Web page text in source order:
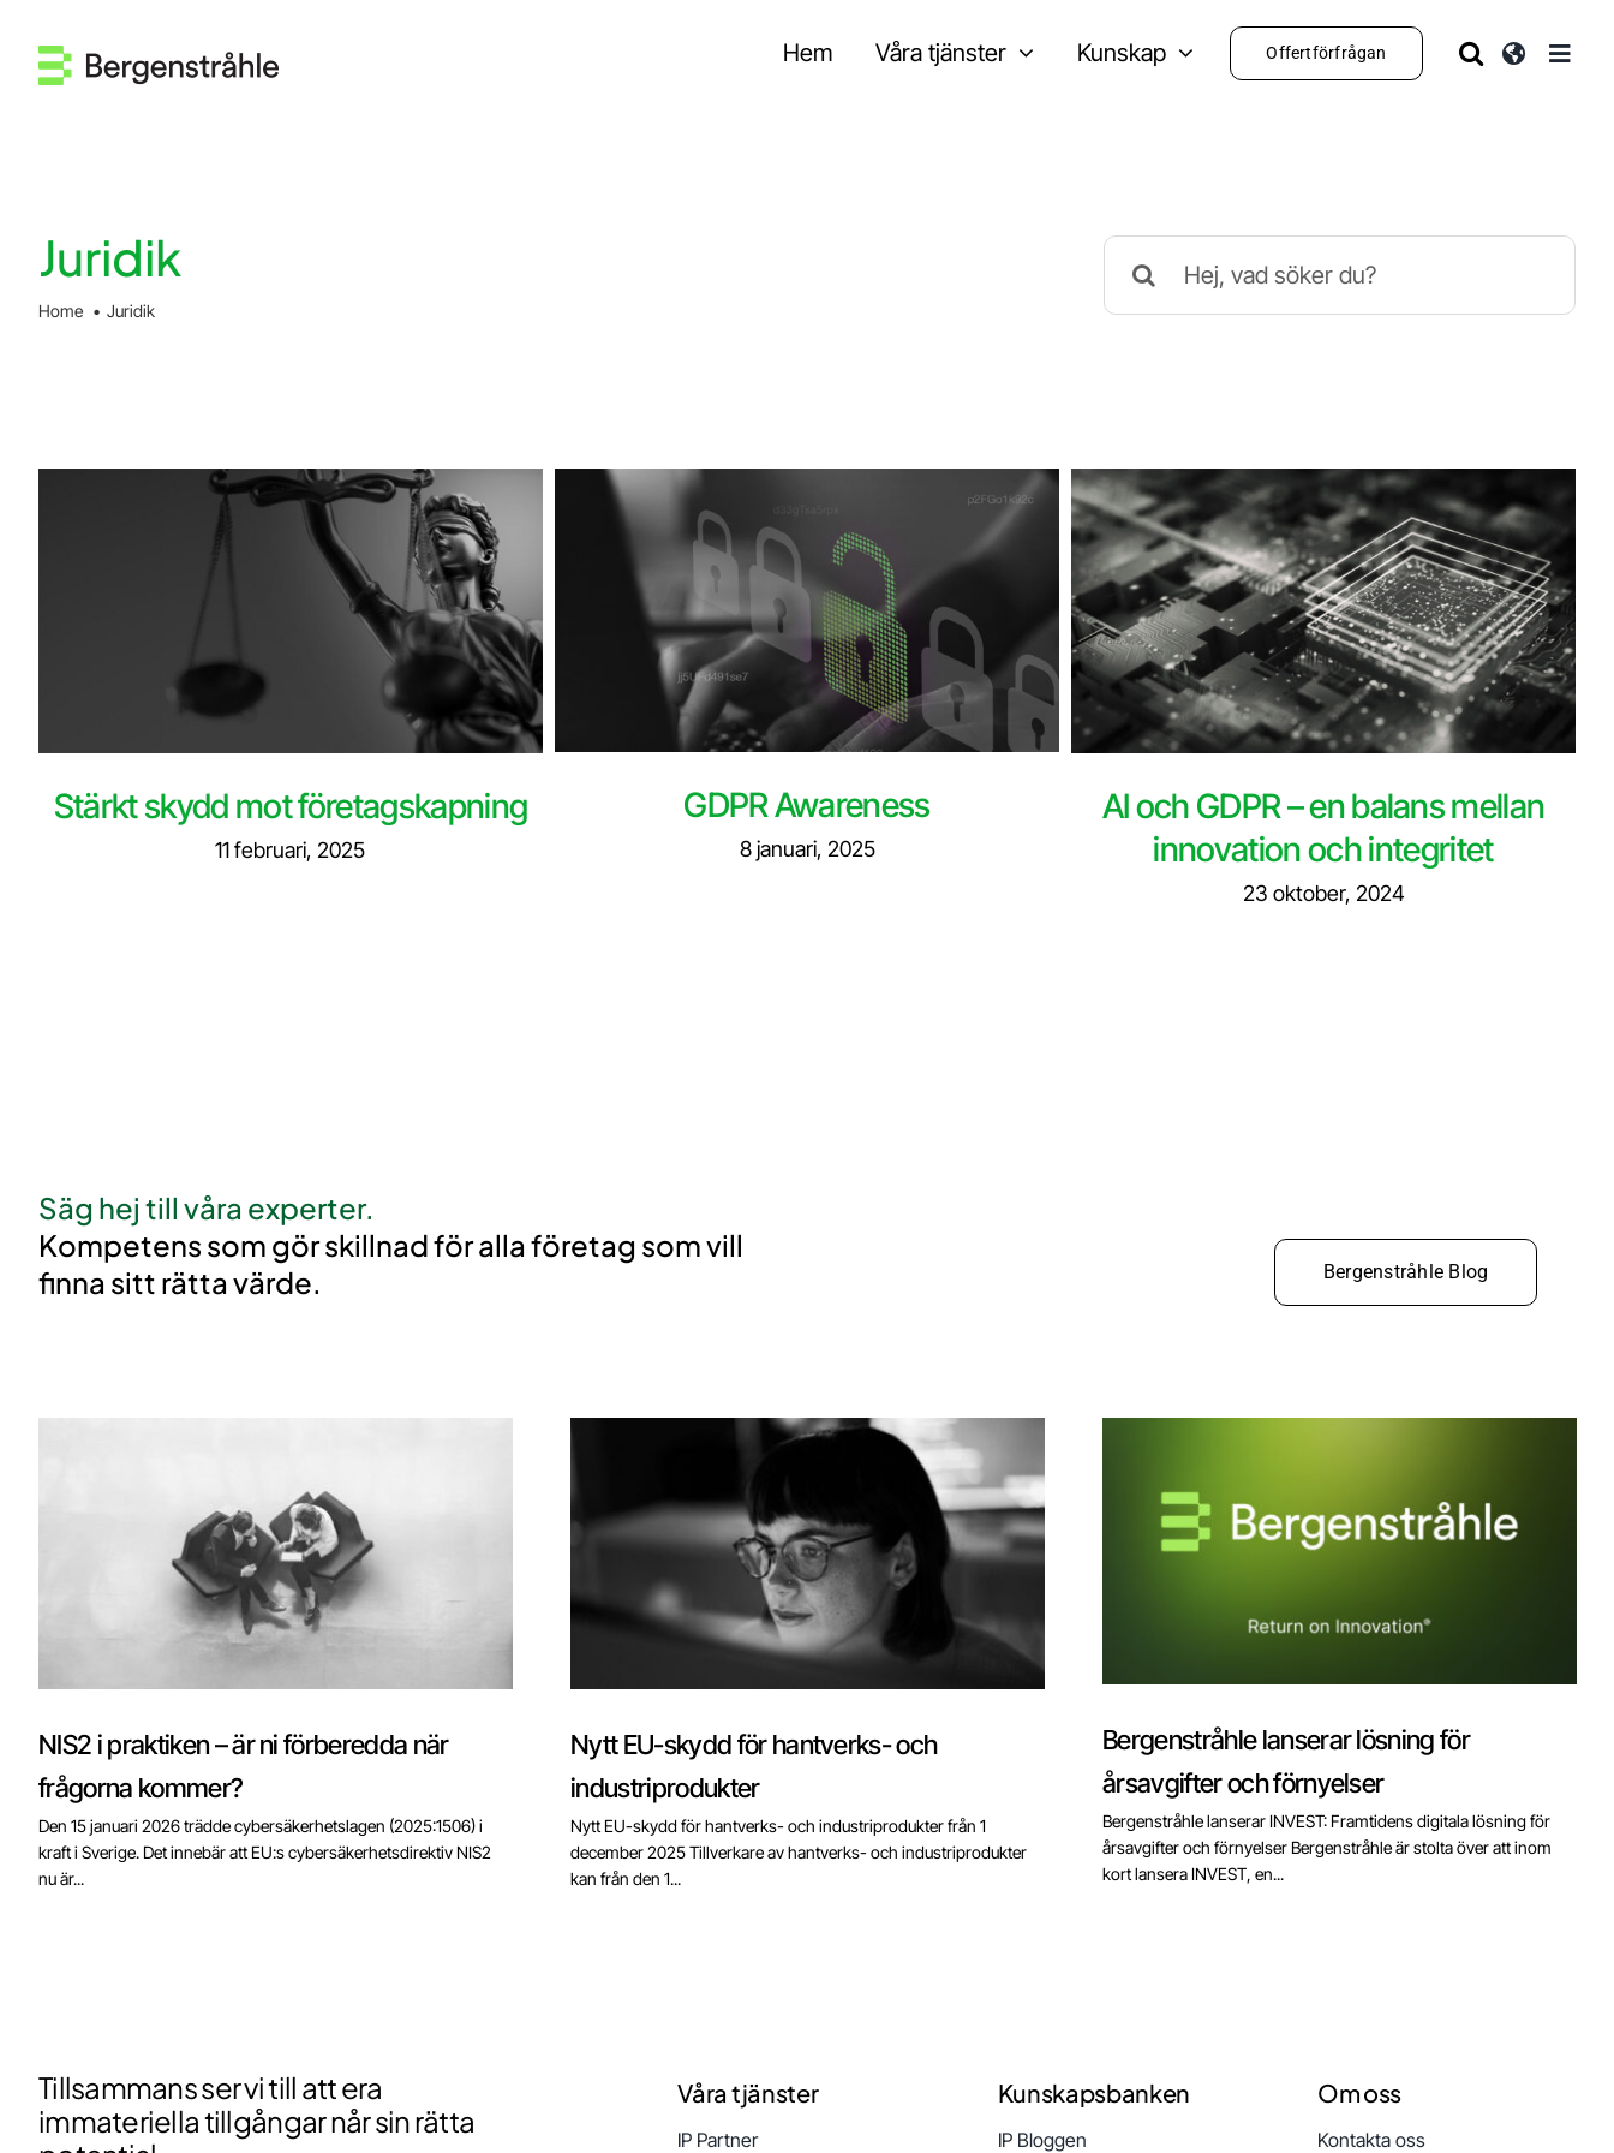
innehållet
Hem Våra tjänster Kunskap Offertförfrågan
Juridik
Home Juridik
Sök
efter:
Stärkt skydd mot företagskapning
11 februari, 2025
GDPR Awareness
8 januari, 2025
AI och GDPR – en balans mellan
innovation och integritet
23 oktober, 2024
Säg hej till våra experter.
Kompetens som gör skillnad för alla företag som vill
finna sitt rätta värde.
Bergenstråhle Blog
NIS2 i praktiken – är ni förberedda när
frågorna kommer?
Den 15 januari 2026 trädde cybersäkerhetslagen (2025:1506) i
kraft i Sverige. Det innebär att EU:s cybersäkerhetsdirektiv NIS2
nu är...
Nytt EU-skydd för hantverks- och
industriprodukter
Nytt EU-skydd för hantverks- och industriprodukter från 1
december 2025 Tillverkare av hantverks- och industriprodukter
kan från den 1...
Bergenstråhle lanserar lösning för
årsavgifter och förnyelser
Bergenstråhle lanserar INVEST: Framtidens digitala lösning för
årsavgifter och förnyelser Bergenstråhle är stolta över att inom
kort lansera INVEST, en...
Tillsammans ser vi till att era
immateriella tillgångar når sin rätta
Våra tjänster
IP Partner
Kunskapsbanken
IP Bloggen
Om oss
Kontakta oss